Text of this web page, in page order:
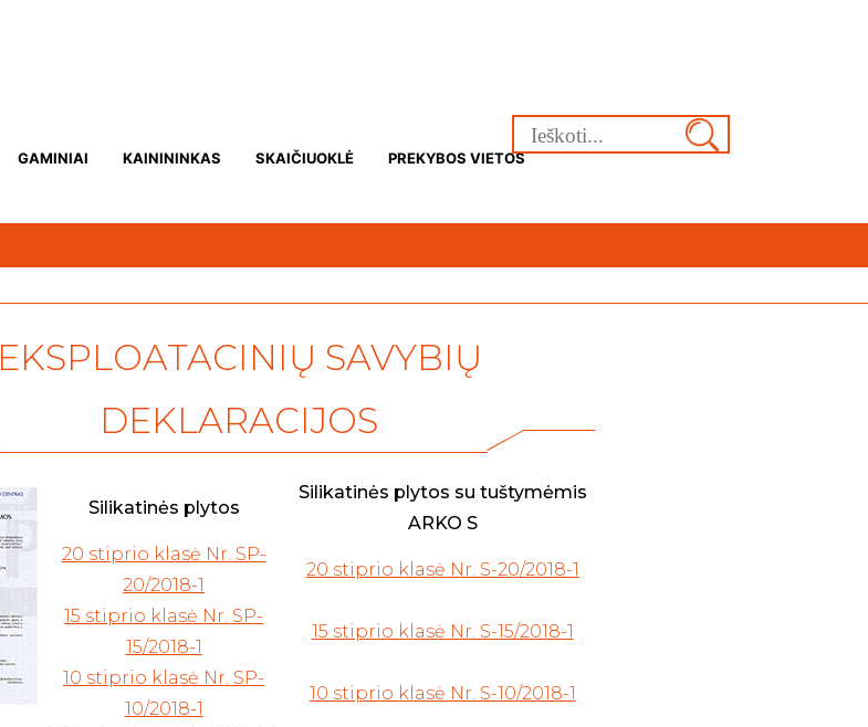
GAMINIAI KAINININKAS SKAIČIUOKLĖ PREKYBOS VIETOS
Ieškoti:
EKSPLOATACINIŲ SAVYBIŲ
DEKLARACIJOS
Silikatinės plytos
Silikatinės plytos su tuštymėmis
ARKO S
20 stiprio klasė Nr. SP-
20/2018-1
20 stiprio klasė Nr. S-20/2018-1
15 stiprio klasė Nr. SP-
15/2018-1
15 stiprio klasė Nr. S-15/2018-1
10 stiprio klasė Nr. SP-
10/2018-1
10 stiprio klasė Nr. S-10/2018-1